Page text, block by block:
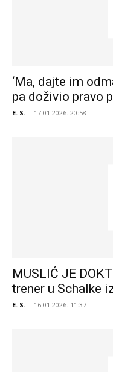
‘Ma, dajte im
pa doživio pravo
E. S. - 17.01.2026. 20:58
MUSLIĆ JE
trener u Schalke
E. S. - 16.01.2026. 11:37